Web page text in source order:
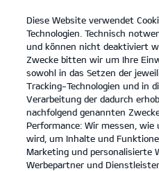
open
menu
KIA ZERTIFIZIERTE
KIA ZERTIFIZIERTE
Diese Website verwendet
Technologien. Technisch
und können nicht deaktiviert
Zwecke bitten wir um Ihre
sowohl in das Setzen der
Tracking-Technologien und in
Verarbeitung der dadurch
nachfolgend genannten
Performance: Wir messen,
wird, um Inhalte und
Marketing und personalisierte
Werbepartner und